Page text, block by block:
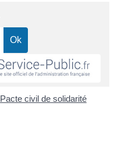
Pacte civil de solidarité